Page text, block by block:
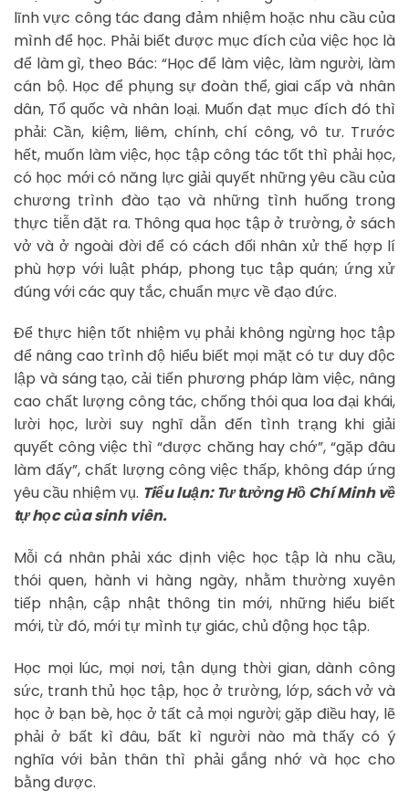
lĩnh vực công tác đang đảm nhiệm hoặc nhu cầu của
mình để học. Phải biết được mục đích của việc học là
để làm gì, theo Bác: “Học để làm việc, làm người, làm
cán bộ. Học để phụng sự đoàn thể, giai cấp và nhân
dân, Tổ quốc và nhân loại. Muốn đạt mục đích đó thì
phải: Cần, kiệm, liêm, chính, chí công, vô tư. Trước
hết, muốn làm việc, học tập công tác tốt thì phải học,
có học mới có năng lực giải quyết những yêu cầu của
chương trình đào tạo và những tình huống trong
thực tiễn đặt ra. Thông qua học tập ở trường, ở sách
vở và ở ngoài đời để có cách đối nhân xử thế hợp lí
phù hợp với luật pháp, phong tục tập quán; ứng xử
đúng với các quy tắc, chuẩn mực về đạo đức.
Để thực hiện tốt nhiệm vụ phải không ngừng học tập
để nâng cao trình độ hiểu biết mọi mặt có tư duy độc
lập và sáng tạo, cải tiến phương pháp làm việc, nâng
cao chất lượng công tác, chống thói qua loa đại khái,
lười học, lười suy nghĩ dẫn đến tình trạng khi giải
quyết công việc thì “được chăng hay chớ”, “gặp đâu
làm đấy”, chất lượng công việc thấp, không đáp ứng
yêu cầu nhiệm vụ. Tiểu luận: Tư tưởng Hồ Chí Minh về
tự học của sinh viên.
Mỗi cá nhân phải xác định việc học tập là nhu cầu,
thói quen, hành vi hàng ngày, nhằm thường xuyên
tiếp nhận, cập nhật thông tin mới, những hiểu biết
mới, từ đó, mới tự mình tự giác, chủ động học tập.
Học mọi lúc, mọi nơi, tận dụng thời gian, dành công
sức, tranh thủ học tập, học ở trường, lớp, sách vở và
học ở bạn bè, học ở tất cả mọi người; gặp điều hay, lẽ
phải ở bất kì đâu, bất kì người nào mà thấy có ý
nghĩa với bản thân thì phải gắng nhớ và học cho
bằng được.